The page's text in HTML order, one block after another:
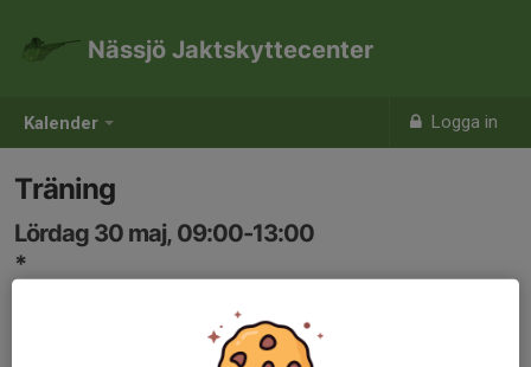
Kalender Logga in
Nässjö Jaktskyttecenter
Träning
Lördag 30 maj, 09:00-13:00
*